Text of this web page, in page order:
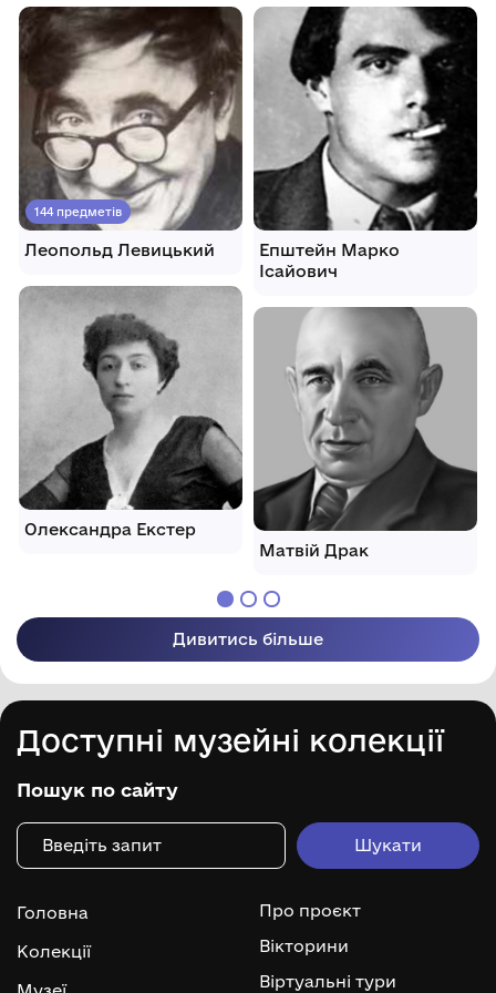
144 предметів
Леопольд Левицький
Олександра Екстер
Епштейн Марко
Ісайович
Матвій Драк
Дивитись більше
Доступні музейні колекції
Пошук по сайту
Головна
Колекції
Про проєкт
Вікторини
Віртуальні тури